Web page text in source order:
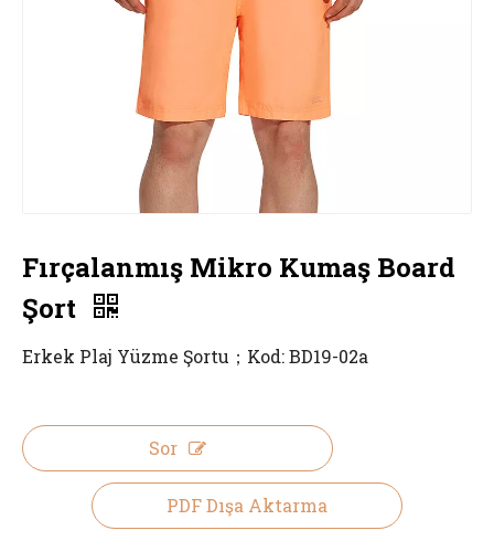
Fırçalanmış Mikro Kumaş Board
Şort
Erkek Plaj Yüzme Şortu；Kod: BD19-02a
Sor
PDF Dışa Aktarma